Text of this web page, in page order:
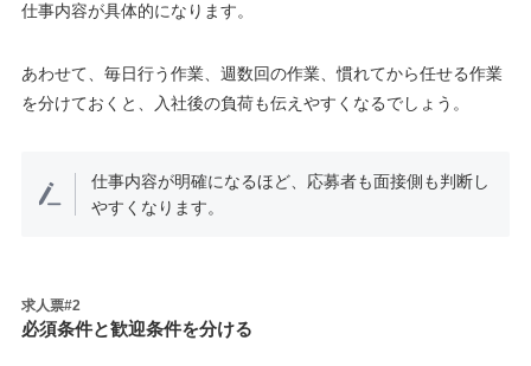
仕事内容が具体的になります。
あわせて、毎日行う作業、週数回の作業、慣れてから任せる作業
を分けておくと、入社後の負荷も伝えやすくなるでしょう。
仕事内容が明確になるほど、応募者も面接側も判断し
やすくなります。
求人票#2
必須条件と歓迎条件を分ける